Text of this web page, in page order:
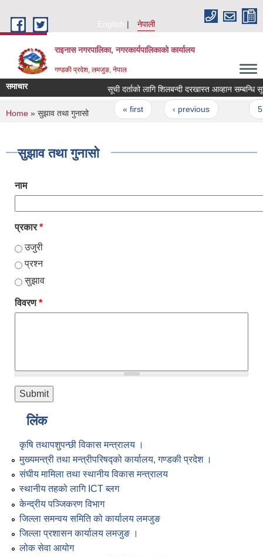
English
नेपाली
राइनास नगरपालिका, नगरकार्यपालिकाको कार्यालय
गण्डकी प्रदेश, लमजुङ, नेपाल
समाचार सूची दर्ताको लागि शिलबन्दी दरखास्त आव्हान सम्बन्धि
Pages
« first ‹ previous 52
You are here
Home » सुझाव तथा गुनासो
सुझाव तथा गुनासो
नाम
प्रकार*
उजुरी
प्रश्न
सुझाव
विवरण*
लिंक
कृषि तथापशुपन्छी विकास मन्त्रालय ।
मुख्यमन्त्री तथा मन्त्रीपरिषद्को कार्यालय, गण्डकी प्रदेश ।
संघीय मामिला तथा स्थानीय विकास मन्त्रालय
स्थानीय तहको लागि ICT ब्लग
केन्द्रीय पञ्जिकरण विभाग
जिल्ला समन्वय समिति को कार्यालय लमजुङ
जिल्ला प्रशासन कार्यालय लमजुङ ।
लोक सेवा आयोग